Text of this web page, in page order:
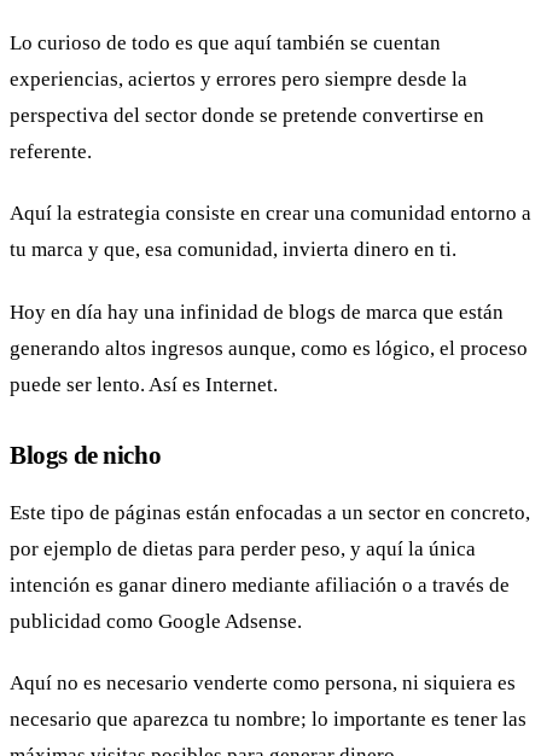
Lo curioso de todo es que aquí también se cuentan
experiencias, aciertos y errores pero siempre desde la
perspectiva del sector donde se pretende convertirse en
referente.
Aquí la estrategia consiste en crear una comunidad entorno a
tu marca y que, esa comunidad, invierta dinero en ti.
Hoy en día hay una infinidad de blogs de marca que están
generando altos ingresos aunque, como es lógico, el proceso
puede ser lento. Así es Internet.
Blogs de nicho
Este tipo de páginas están enfocadas a un sector en concreto,
por ejemplo de dietas para perder peso, y aquí la única
intención es ganar dinero mediante afiliación o a través de
publicidad como Google Adsense.
Aquí no es necesario venderte como persona, ni siquiera es
necesario que aparezca tu nombre; lo importante es tener las